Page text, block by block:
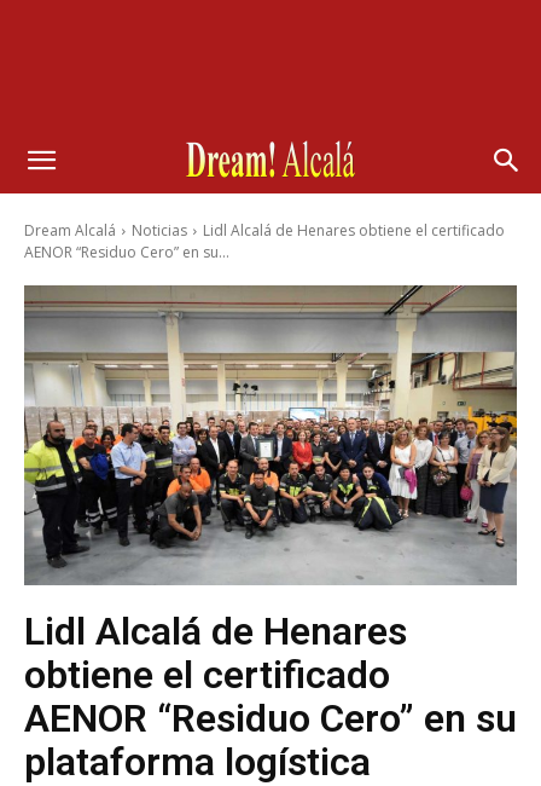
Dream Alcalá Noticias
Lidl Alcalá de Henares obtiene el certificado
AENOR “Residuo Cero” en su...
Lidl Alcalá de Henares
obtiene el certificado
AENOR “Residuo Cero” en su
plataforma logística